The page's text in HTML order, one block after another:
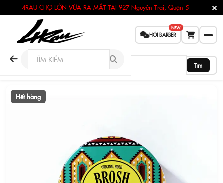
4RAU CHỢ LỚN VỪA RA MẮT TẠI 927 Nguyễn Trãi, Quận 5
HỎI BARBER
NEW
Tìm
Hết hàng